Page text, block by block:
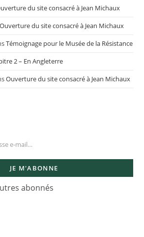
du site consacré à Jean Michaux
Ouverture du site consacré à Jean Michaux
Témoignage pour le Musée de la Résistance
2 – En Angleterre
Ouverture du site consacré à Jean Michaux
JE M'ABONNE
abonnés